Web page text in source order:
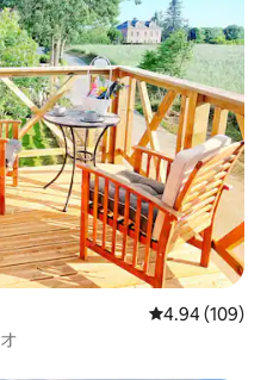
レビュー109
4.94 (109)